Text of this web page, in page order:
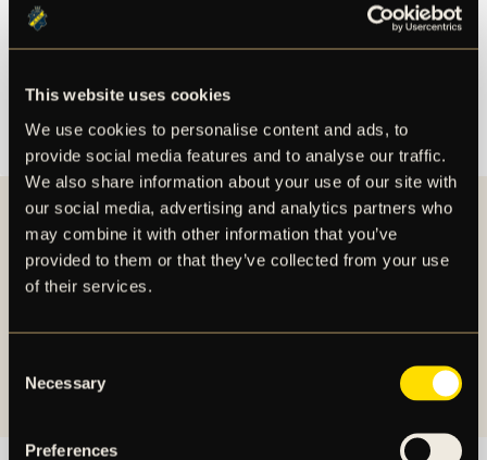
This website uses cookies
We use cookies to personalise content and ads, to
provide social media features and to analyse our traffic.
We also share information about your use of our site with
our social media, advertising and analytics partners who
may combine it with other information that you’ve
provided to them or that they’ve collected from your use
of their services.
Selection
Necessary
Preferences
STEG 4
När du är inloggad på ditt biljettkonto ska du
kunna se dina biljetter likt bilden visar.